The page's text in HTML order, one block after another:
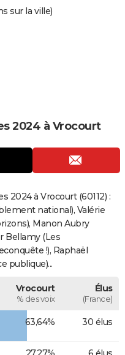
sur la ville)
2024 à Vrocourt
2024 à Vrocourt (60112) :
national), Valérie
Manon Aubry
Bellamy (Les
!), Raphaël
publique)...
Vrocourt
% des voix
Élus
(France)
63,64% 30 élus